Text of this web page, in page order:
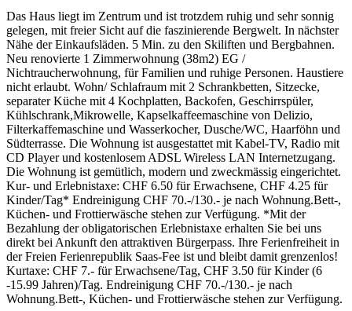
Das Haus liegt im Zentrum und ist trotzdem ruhig und sehr sonnig
gelegen, mit freier Sicht auf die faszinierende Bergwelt. In nächster
Nähe der Einkaufsläden. 5 Min. zu den Skiliften und Bergbahnen.
Neu renovierte 1 Zimmerwohnung (38m2) EG /
Nichtraucherwohnung, für Familien und ruhige Personen. Haustiere
nicht erlaubt. Wohn/ Schlafraum mit 2 Schrankbetten, Sitzecke,
separater Küche mit 4 Kochplatten, Backofen, Geschirrspüler,
Kühlschrank,Mikrowelle, Kapselkaffeemaschine von Delizio,
Filterkaffemaschine und Wasserkocher, Dusche/WC, Haarföhn und
Südterrasse. Die Wohnung ist ausgestattet mit Kabel-TV, Radio mit
CD Player und kostenlosem ADSL Wireless LAN Internetzugang.
Die Wohnung ist gemütlich, modern und zweckmässig eingerichtet.
Kur- und Erlebnistaxe: CHF 6.50 für Erwachsene, CHF 4.25 für
Kinder/Tag* Endreinigung CHF 70.-/130.- je nach Wohnung.Bett-,
Küchen- und Frottierwäsche stehen zur Verfügung. *Mit der
Bezahlung der obligatorischen Erlebnistaxe erhalten Sie bei uns
direkt bei Ankunft den attraktiven Bürgerpass. Ihre Ferienfreiheit in
der Freien Ferienrepublik Saas-Fee ist und bleibt damit grenzenlos!
Kurtaxe: CHF 7.- für Erwachsene/Tag, CHF 3.50 für Kinder (6
-15.99 Jahren)/Tag. Endreinigung CHF 70.-/130.- je nach
Wohnung.Bett-, Küchen- und Frottierwäsche stehen zur Verfügung.